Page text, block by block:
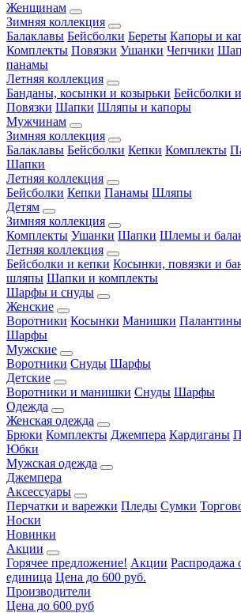
Женщинам
Зимняя коллекция
Балаклавы Бейсболки Береты Капоры и
Комплекты Повязки Ушанки Чепчики
панамы
Летняя коллекция
Банданы, косынки и козырьки Бейсболки
Повязки Шапки Шляпы и капоры
Мужчинам
Зимняя коллекция
Балаклавы Бейсболки Кепки Комплекты
Шапки
Летняя коллекция
Бейсболки Кепки Панамы Шляпы
Детям
Зимняя коллекция
Комплекты Ушанки Шапки Шлемы и
Летняя коллекция
Бейсболки и кепки Косынки, повязки и
шляпы Шапки и комплекты
Шарфы и снуды
Женские
Воротники Косынки Манишки Палантины
Шарфы
Мужские
Воротники Снуды Шарфы
Детские
Воротники и манишки Снуды Шарфы
Одежда
Женская одежда
Брюки Комплекты Джемпера Кардиганы
Юбки
Мужская одежда
Джемпера
Аксессуары
Перчатки и варежки Пледы Сумки
Носки
Новинки
Акции
Горячее предложение! Акции Распродажа
единица Цена до 600 руб.
Производители
Цена до 600 руб